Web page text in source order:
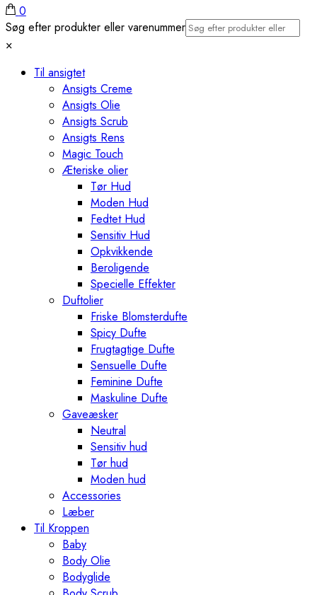
0
Søg efter produkter eller varenummer
×
Til ansigtet
Ansigts Creme
Ansigts Olie
Ansigts Scrub
Ansigts Rens
Magic Touch
Æteriske olier
Tør Hud
Moden Hud
Fedtet Hud
Sensitiv Hud
Opkvikkende
Beroligende
Specielle Effekter
Duftolier
Friske Blomsterdufte
Spicy Dufte
Frugtagtige Dufte
Sensuelle Dufte
Feminine Dufte
Maskuline Dufte
Gaveæsker
Neutral
Sensitiv hud
Tør hud
Moden hud
Accessories
Læber
Til Kroppen
Baby
Body Olie
Bodyglide